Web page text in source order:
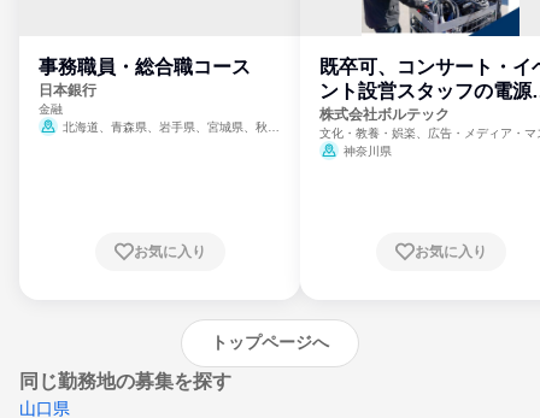
事務職員・総合職コース
日本銀行
金融
北海道、青森県、岩手県、宮城県、秋田
崎県、熊本県、大分県、宮崎県、鹿児島県、
お気に入り
既卒可、コンサート・イ
ント設営スタッフの電源
門
株式会社ボルテック
文化・教養・娯楽、広告・メディア・マ
ミ、電力・ガス・水道・エネルギー
神奈川県
お気に入り
トップページへ
同じ勤務地の募集を探す
山口県